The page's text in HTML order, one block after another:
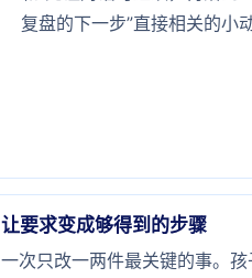
复盘的下一步”直接相关的小动
让要求变成够得到的步骤
一次只改一两件最关键的事。